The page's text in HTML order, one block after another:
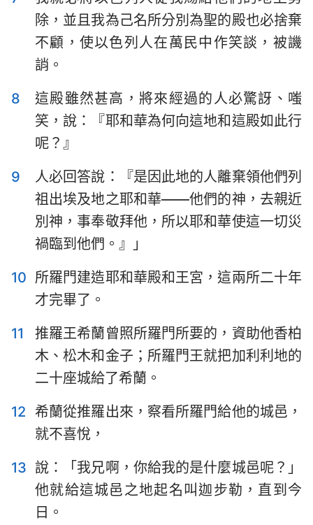
除，並且我為己名所分別為聖的殿也必捨棄
不顧，使以色列人在萬民中作笑談，被譏
誚。
8
這殿雖然甚高，將來經過的人必驚訝、嗤
笑，說：『耶和華為何向這地和這殿如此行
呢？』
9
人必回答說：『是因此地的人離棄領他們列
祖出埃及地之耶和華——他們的神，去親近
別神，事奉敬拜他，所以耶和華使這一切災
禍臨到他們。』」
10 所羅門建造耶和華殿和王宮，這兩所二十年
才完畢了。
11
推羅王希蘭曾照所羅門所要的，資助他香柏
木、松木和金子；所羅門王就把加利利地的
二十座城給了希蘭。
12
希蘭從推羅出來，察看所羅門給他的城邑，
就不喜悅，
13 說：「我兄啊，你給我的是什麼城邑呢？」
他就給這城邑之地起名叫迦步勒，直到今
日。